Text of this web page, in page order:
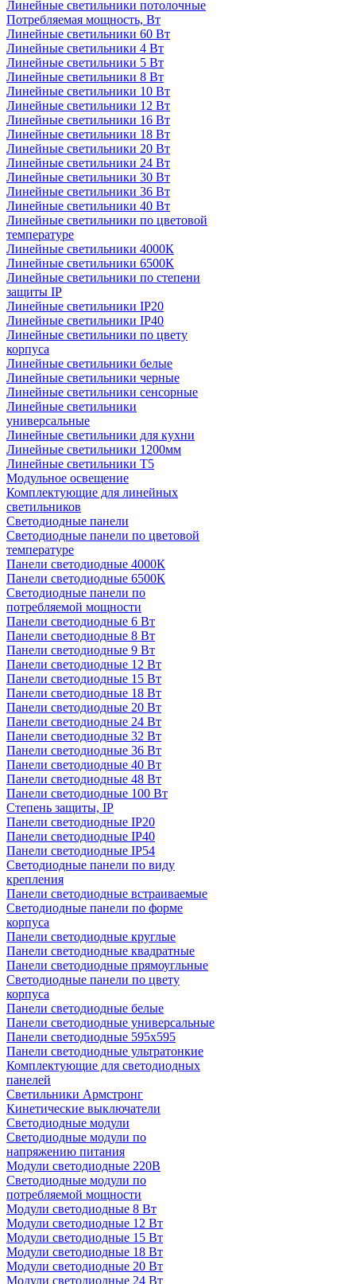
Линейные светильники потолочные
Потребляемая мощность, Вт
Линейные светильники 60 Вт
Линейные светильники 4 Вт
Линейные светильники 5 Вт
Линейные светильники 8 Вт
Линейные светильники 10 Вт
Линейные светильники 12 Вт
Линейные светильники 16 Вт
Линейные светильники 18 Вт
Линейные светильники 20 Вт
Линейные светильники 24 Вт
Линейные светильники 30 Вт
Линейные светильники 36 Вт
Линейные светильники 40 Вт
Линейные светильники по цветовой
температуре
Линейные светильники 4000К
Линейные светильники 6500К
Линейные светильники по степени
защиты IP
Линейные светильники IP20
Линейные светильники IP40
Линейные светильники по цвету
корпуса
Линейные светильники белые
Линейные светильники черные
Линейные светильники сенсорные
Линейные светильники
универсальные
Линейные светильники для кухни
Линейные светильники 1200мм
Линейные светильники Т5
Модульное освещение
Комплектующие для линейных
светильников
Светодиодные панели
Светодиодные панели по цветовой
температуре
Панели светодиодные 4000К
Панели светодиодные 6500К
Светодиодные панели по
потребляемой мощности
Панели светодиодные 6 Вт
Панели светодиодные 8 Вт
Панели светодиодные 9 Вт
Панели светодиодные 12 Вт
Панели светодиодные 15 Вт
Панели светодиодные 18 Вт
Панели светодиодные 20 Вт
Панели светодиодные 24 Вт
Панели светодиодные 32 Вт
Панели светодиодные 36 Вт
Панели светодиодные 40 Вт
Панели светодиодные 48 Вт
Панели светодиодные 100 Вт
Степень защиты, IP
Панели светодиодные IP20
Панели светодиодные IP40
Панели светодиодные IP54
Светодиодные панели по виду
крепления
Панели светодиодные встраиваемые
Светодиодные панели по форме
корпуса
Панели светодиодные круглые
Панели светодиодные квадратные
Панели светодиодные прямоугльные
Светодиодные панели по цвету
корпуса
Панели светодиодные белые
Панели светодиодные универсальные
Панели светодиодные 595х595
Панели светодиодные ультратонкие
Комплектующие для светодиодных
панелей
Светильники Армстронг
Кинетические выключатели
Светодиодные модули
Светодиодные модули по
напряжению питания
Модули светодиодные 220В
Светодиодные модули по
потребляемой мощности
Модули светодиодные 8 Вт
Модули светодиодные 12 Вт
Модули светодиодные 15 Вт
Модули светодиодные 18 Вт
Модули светодиодные 20 Вт
Модули светодиодные 24 Вт